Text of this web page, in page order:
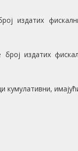
издатих
издатих